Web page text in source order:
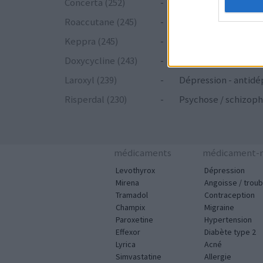
Roaccutane (245)
-
Keppra (245)
-
Doxycycline (243)
-
Laroxyl (239)
-
Dépression -
Risperdal (230)
- Psychose /
médicaments
Levothyrox
Mirena
Tramadol
Champix
Paroxetine
Effexor
Lyrica
Simvastatine
médicament-
Dépression
Angoisse /
Contraception
Migraine
Hypertension
Diabète type 2
Acné
Allergie